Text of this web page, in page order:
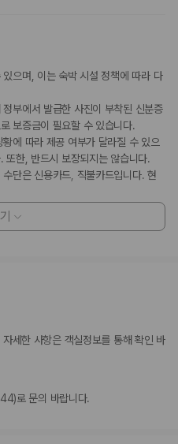
으며, 이는 숙박 시설 정책에 따라 다
부에서 발급한 사진이 부착된 신분증
보증금이 필요할 수 있습니다.
에 따라 제공 여부가 달라질 수 있으
또한, 반드시 보장되지는 않습니다.
단은 신용카드, 직불카드입니다. 현
을 갖추고 있습니다.
롯한 모든 반려동물의 출입을 금지하
세한 사항은 객실정보를 통해 확인 바
로 문의 바랍니다.